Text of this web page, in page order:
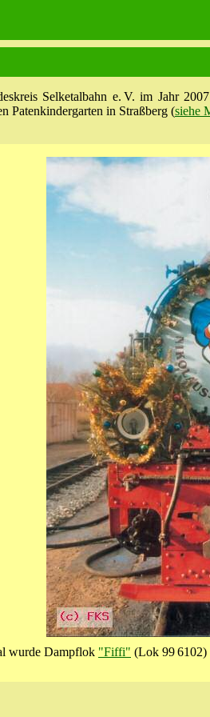
Selketalbahn e. V. im Jahr
Patenkindergarten in Straßberg (siehe
wurde Dampflok "Fiffi" (Lok 99 6102)